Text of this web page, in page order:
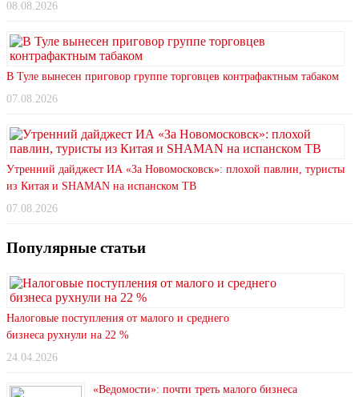
08.08.2026
В Туле вынесен приговор группе торговцев контрафактным табаком
07.08.2026
Утренний дайджест ИА «За Новомосковск»: плохой павлин, туристы
из Китая и SHAMAN на испанском ТВ
07.08.2026
Популярные статьи
Налоговые поступления от малого и среднего
бизнеса рухнули на 22 %
24.04.2026
«Ведомости»: почти треть малого бизнеса